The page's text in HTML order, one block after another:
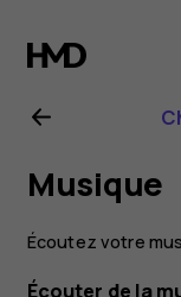
Guide
de
Nokia
Musique
Écoutez votre
Écouter de la